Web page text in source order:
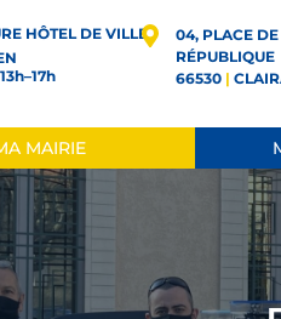
HÔTEL DE VILLE
04, PLACE DE
RÉPUBLIQUE
66530|
MAIRIE